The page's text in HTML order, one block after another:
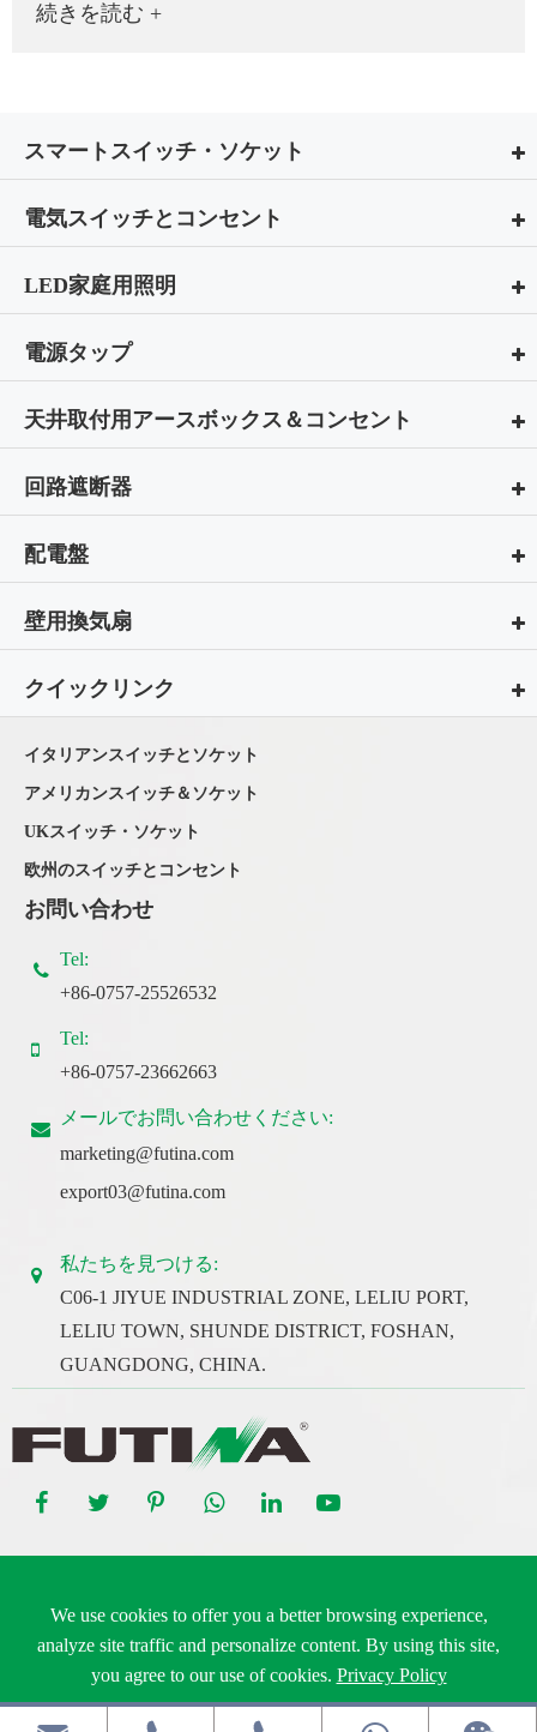
続きを読む +
スマートスイッチ・ソケット
電気スイッチとコンセント
LED家庭用照明
電源タップ
天井取付用アースボックス＆コンセント
回路遮断器
配電盤
壁用換気扇
クイックリンク
イタリアンスイッチとソケット
アメリカンスイッチ＆ソケット
UKスイッチ・ソケット
欧州のスイッチとコンセント
お問い合わせ
Tel:
+86-0757-25526532
Tel:
+86-0757-23662663
メールでお問い合わせください:
marketing@futina.com
export03@futina.com
私たちを見つける:
C06-1 JIYUE INDUSTRIAL ZONE, LELIU PORT,
LELIU TOWN, SHUNDE DISTRICT, FOSHAN,
GUANGDONG, CHINA.
約.
サイトマップ|プライバシーポリシー
We use cookies to offer you a better browsing experience,
analyze site traffic and personalize content. By using this site,
you agree to our use of cookies. Privacy Policy